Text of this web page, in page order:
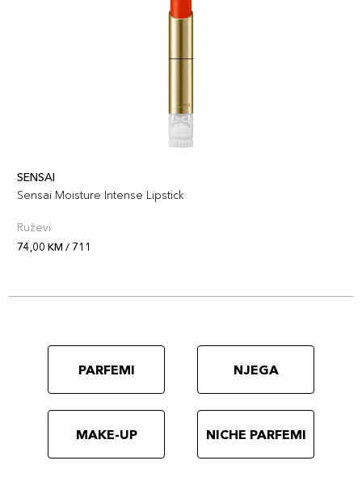
SENSAI
Sensai Moisture Intense Lipstick
Ruževi
74,00 KM / 711
PARFEMI NJEGA
MAKE-UP NICHE PARFEMI